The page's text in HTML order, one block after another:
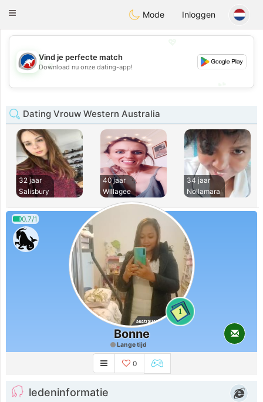
AustraliaChat
Toggle
Mode Inloggen
💖
💕
Vind je perfecte match
Download nu onze dating-app!
Dating Vrouw Western Australia
32 jaar
Salisbury
40 jaar
Willagee
34 jaar
Nollamara
0.7/1
1
Bonne
Lange tijd
0
ledeninformatie